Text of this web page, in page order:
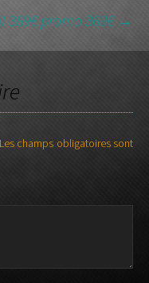
389€ promo 368€ →
Les champs obligatoires sont